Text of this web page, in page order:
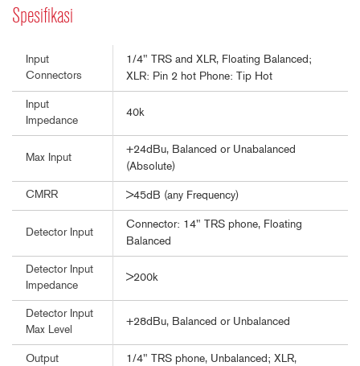
Spesifikasi
Input
Connectors
1/4" TRS and XLR, Floating Balanced;
XLR: Pin 2 hot Phone: Tip Hot
Input
Impedance
40k
Max Input
+24dBu, Balanced or Unabalanced
(Absolute)
CMRR >45dB (any Frequency)
Detector Input
Connector: 14" TRS phone, Floating
Balanced
Detector Input
Impedance
>200k
Detector Input
Max Level
+28dBu, Balanced or Unbalanced
Output
1/4" TRS phone, Unbalanced; XLR,